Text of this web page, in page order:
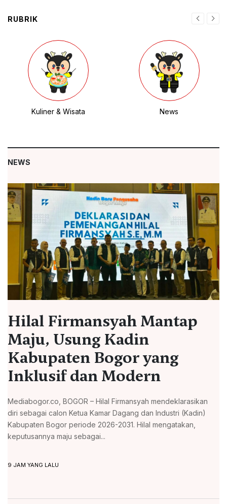
RUBRIK
Kuliner & Wisata News
NEWS
Hilal Firmansyah Mantap
Maju, Usung Kadin
Kabupaten Bogor yang
Inklusif dan Modern
Mediabogor.co, BOGOR – Hilal Firmansyah mendeklarasikan
diri sebagai calon Ketua Kamar Dagang dan Industri (Kadin)
Kabupaten Bogor periode 2026-2031. Hilal mengatakan,
keputusannya maju sebagai...
9 JAM YANG LALU